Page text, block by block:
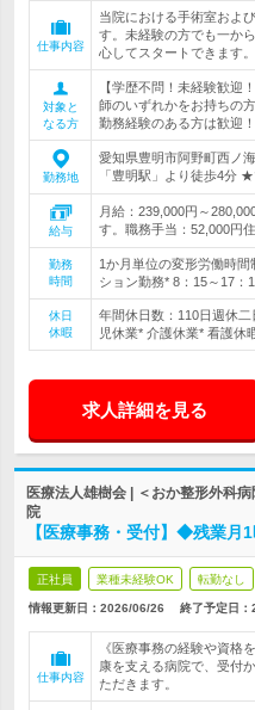
仕事内容
当院における手術室およ
す。未経験の方でも一か
心してスタートできます。
対象と
なる方
【学歴不問！未経験歓迎
師のいずれかをお持ちの
勤務経験のある方は歓迎！
勤務地
愛知県豊明市阿野町西ノ
「豊明駅」より徒歩4分
給与
月給：239,000円～
す。職務手当：52,000円
勤務
時間
1か月単位の変形労働時
ション勤務* 8：15～17：
休日
休暇
年間休日数：110日週休
児休業* 介護休業* 看護休
求人詳細を見る
医療法人雄樹会 | ＜おか整形外科
院
【医療事務・受付】◆残業
正社員 業種未経験OK 転勤なし
情報更新日：2026/06/26 終了予定日：
仕事内容
《医療事務の経験や資格
康を支える病院で、受付
ただきます。